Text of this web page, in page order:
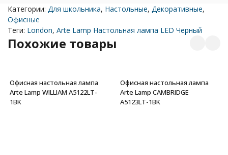
Категории: Для школьника, Настольные, Декоративные,
Офисные
Теги: London, Arte Lamp Настольная лампа LED Черный
Похожие товары
Офисная настольная лампа
Arte Lamp WILLIAM A5122LT-
1BK
Офисная настольная лампа
Arte Lamp CAMBRIDGE
A5123LT-1BK